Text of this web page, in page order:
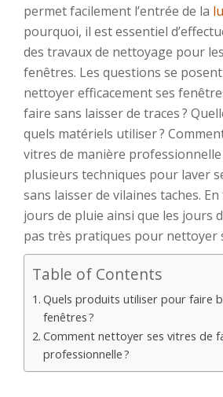
permet facilement l’entrée de la
pourquoi, il est essentiel
des travaux de nettoyage pour
fenêtres. Les questions se
nettoyer efficacement ses
faire sans laisser de traces ?
quels matériels utiliser ?
vitres de manière professionnelle
plusieurs techniques pour laver
sans laisser de vilaines taches.
jours de pluie ainsi que les jours
pas très pratiques pour nettoyer
Table of Contents
Quels produits utiliser pour faire
fenêtres ?
Comment nettoyer ses vitres de
professionnelle ?